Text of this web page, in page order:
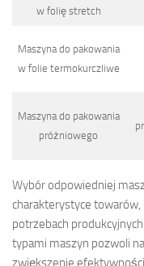
w folię stretch
Maszyna do pakowania
w folie termokurczliwe
Maszyna do pakowania
próżniowego
Wybór odpowiedniej
charakterystyce towarów,
potrzebach
typami maszyn pozwoli